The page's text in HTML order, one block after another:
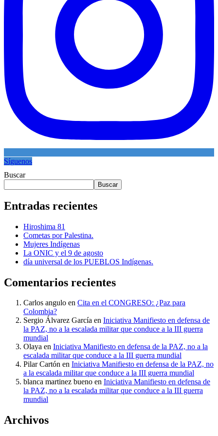
Síguenos
Buscar
Buscar
Entradas recientes
Hiroshima 81
Cometas por Palestina.
Mujeres Indígenas
La ONIC y el 9 de agosto
día universal de los PUEBLOS Indígenas.
Comentarios recientes
Carlos angulo en Cita en el CONGRESO: ¿Paz para
Colombia?
Sergio Álvarez García en Iniciativa Manifiesto en defensa de
la PAZ, no a la escalada militar que conduce a la III guerra
mundial
Olaya en Iniciativa Manifiesto en defensa de la PAZ, no a la
escalada militar que conduce a la III guerra mundial
Pilar Cartón en Iniciativa Manifiesto en defensa de la PAZ, no
a la escalada militar que conduce a la III guerra mundial
blanca martinez bueno en Iniciativa Manifiesto en defensa de
la PAZ, no a la escalada militar que conduce a la III guerra
mundial
Archivos